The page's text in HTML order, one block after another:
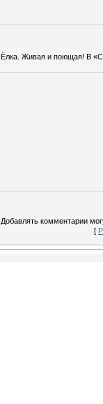
Ёлка. Живая и поющая! В
Добавлять комментарии
[